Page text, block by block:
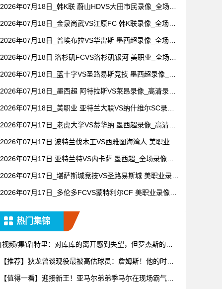
2026年07月18日_韩K联 蔚山HDVS大田市民录像_全场录
2026年07月18日_金泉尚武VS江原FC 韩K联录像_全场录
2026年07月18日_普埃布拉VS华雷斯 墨西超录像_全场录
2026年07月18日 洛杉矶FCVS洛杉矶银河 美职业_全场录
2026年07月18日_蓝十字VS圣路易斯竞技 墨西超录像_全
2026年07月18日_墨西超 阿特拉斯VS莱昂录像_高清录像
2026年07月18日_美职业 亚特兰大联VS纳什维尔SC录像_
2026年07月17日_老虎大学VS蒂华纳 墨西超录像_高清录
2026年07月17日 波特兰伐木工VS西雅图海湾人 美职业_
2026年07月17日 亚特兰特VS内卡萨 墨西超_全场录像
2026年07月17日_堪萨斯城竞技VS圣路易斯城 美职业录像
2026年07月17日_多伦多FCVS蒙特利尔CF 美职业录像_
热门集锦
[视频/集锦]特里：对库库的离开感到失望，但罗杰斯的到
【推荐】狄龙曾谈现役最被高估球员：詹姆斯！他的时代
【值得一看】迎接新王！亚马尔弟弟季马尔在现场霸气地